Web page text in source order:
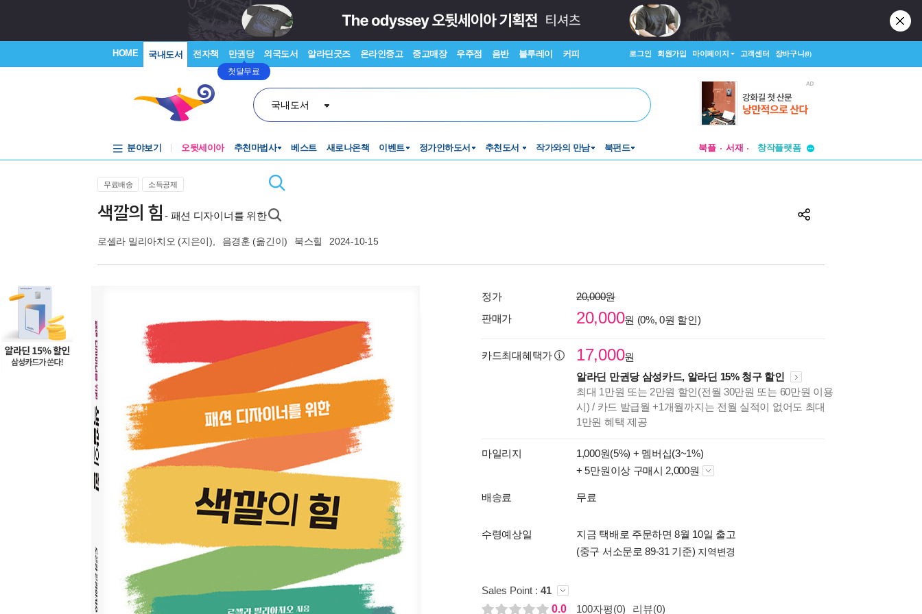
HOME 국내도서 전자책 만권당
첫달무료
외국도서 알라딘굿즈 온라인중고 중고매장 우주점 음반 블루레이 커피 로그인 회원가입 마이페이지 고객센터 장바구니(0)
국내도서
분야보기 오뒷세이아 추천마법사 베스트 새로나온책 이벤트 정가인하도서 추천도서 작가와의 만남 북펀드 북플 서재
창작플랫폼
무료배송
소득공제
색깔의 힘 - 패션 디자이너를 위한
로셀라 밀리아치오 (지은이), 음경훈 (옮긴이) 북스힐 2024-10-15
정가
20,000원
판매가
20,000원 (0%, 0원 할인)
카드최대혜택가 17,000원
알라딘 만권당 삼성카드, 알라딘 15% 청구 할인
최대 1만원 또는 2만원 할인(전월 30만원 또는 60만원 이용
시) / 카드 발급월 +1개월까지는 전월 실적이 없어도 최대
1만원 혜택 제공
마일리지 1,000원(5%) + 멤버십(3~1%)
+ 5만원이상 구매시 2,000원
배송료 무료
수령예상일
지금 택배로 주문하면 8월 10일 출고
(중구 서소문로 89-31 기준) 지역변경
Sales Point : 41
0.0
100자평(0) 리뷰(0)